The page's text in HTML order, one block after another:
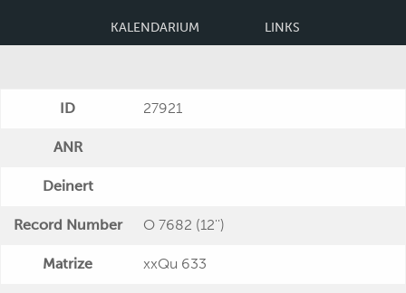
KALENDARIUM LINKS
ID 27921
ANR
Deinert
Record Number O 7682 (12'')
Matrize xxQu 633